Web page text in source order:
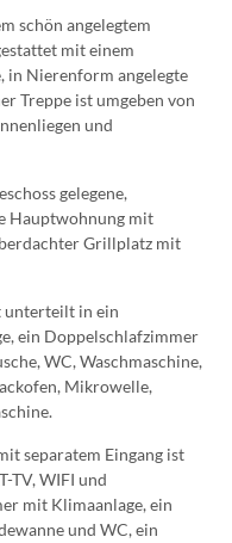
schön angelegtem
mit einem
in Nierenform angelegte
Treppe ist umgeben von
und
gelegene,
Hauptwohnung mit
Grillplatz mit
unterteilt in ein
ein Doppelschlafzimmer
WC, Waschmaschine,
Mikrowelle,
separatem Eingang ist
TV, WIFI und
mit Klimaanlage, ein
und WC, ein